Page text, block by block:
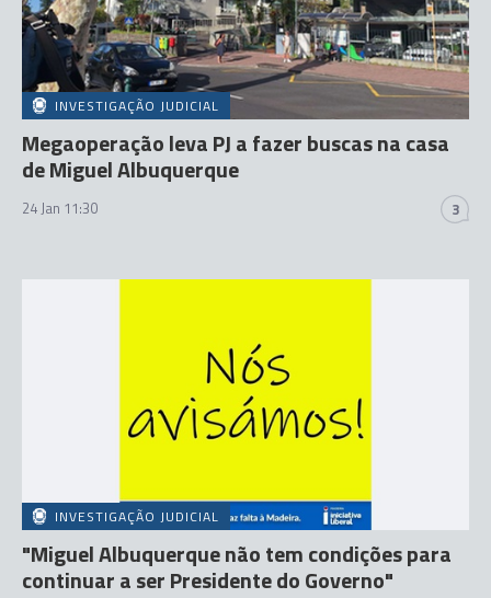
INVESTIGAÇÃO JUDICIAL
Megaoperação leva PJ a fazer buscas na casa
de Miguel Albuquerque
24 Jan 11:30 3
INVESTIGAÇÃO JUDICIAL
"Miguel Albuquerque não tem condições para
continuar a ser Presidente do Governo"